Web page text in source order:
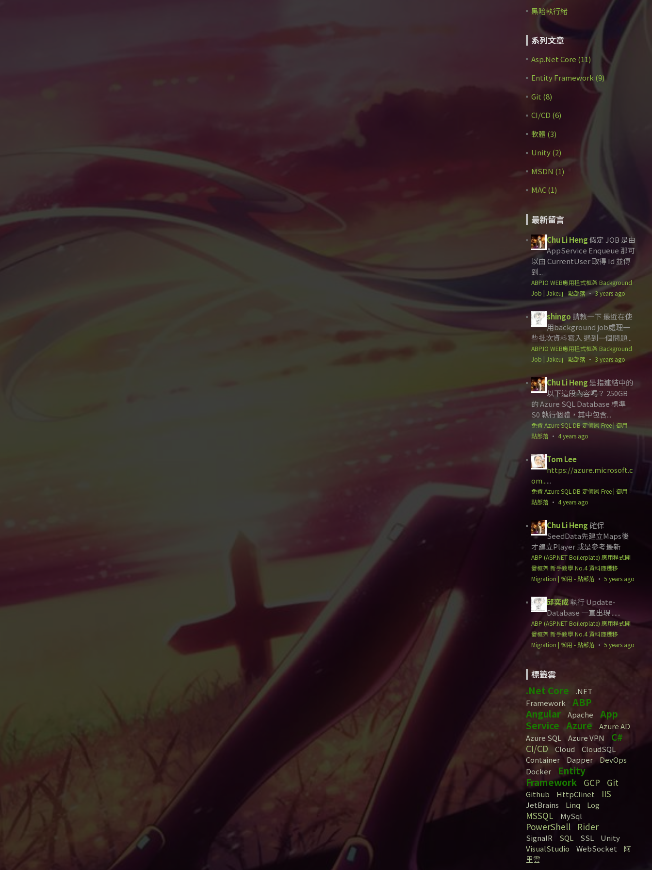
黑暗執行緒
系列文章
Asp.Net Core (11)
Entity Framework (9)
Git (8)
CI/CD (6)
軟體 (3)
Unity (2)
MSDN (1)
MAC (1)
最新留言
Chu Li Heng 假定 JOB 是由
AppService Enqueue 那可
以由 CurrentUser 取得 Id 並傳
到...
ABP.IO WEB應用程式框架 Background
Job | Jakeuj - 點部落·3 years ago
shingo 請教一下 最近在使
用background job處理一
些批次資料寫入 遇到一個問題...
ABP.IO WEB應用程式框架 Background
Job | Jakeuj - 點部落 · 3 years ago
Chu Li Heng 是指連結中的
以下這段內容嗎？ 250GB
的 Azure SQL Database 標準
S0 執行個體，其中包含...
免費 Azure SQL DB 定價層 Free | 御用 -
點部落 · 4 years ago
Tom Lee
https://azure.microsoft.c
om......
免費 Azure SQL DB 定價層 Free | 御用 -
點部落 · 4 years ago
Chu Li Heng 確保
SeedData先建立Maps後
才建立Player 或是參考最新
ABP (ASP.NET Boilerplate) 應用程式開
發框架 新手教學 No.4 資料庫遷移
Migration | 御用 - 點部落 ·5 years ago
邱奕成執行 Update-
Database 一直出現 ......
ABP (ASP.NET Boilerplate) 應用程式開
發框架 新手教學 No.4 資料庫遷移
Migration | 御用 - 點部落 ·5 years ago
標籤雲
.Net Core
.NET
Framework
ABP
Angular
Apache
App
Service Azure
Azure AD
Azure SQL
Azure VPN C#
CI/CD Cloud
CloudSQL
Container
Dapper
DevOps
Docker
Entity
Framework GCP Git
Github HttpClinet IIS
JetBrains Linq Log
MSSQL MySql
PowerShell Rider
SignalR SQL SSL
Unity
VisualStudio
WebSocket
阿
里雲